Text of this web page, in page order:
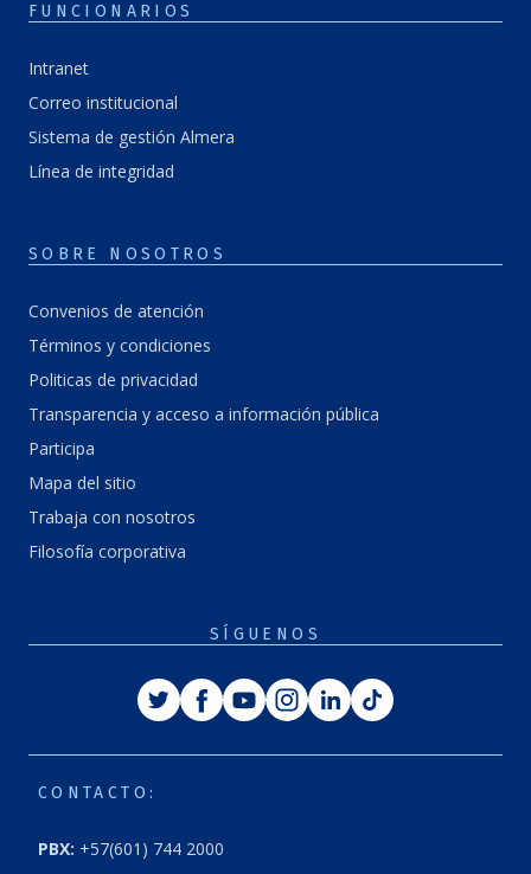
FUNCIONARIOS
Intranet
Correo institucional
Sistema de gestión Almera
Línea de integridad
SOBRE NOSOTROS
Convenios de atención
Términos y condiciones
Politicas de privacidad
Transparencia y acceso a información pública
Participa
Mapa del sitio
Trabaja con nosotros
Filosofía corporativa
SÍGUENOS
TwitterFacebook
YoutubeInstagram
LinkedinTiktok
CONTACTO:
PBX: +57(601) 744 2000